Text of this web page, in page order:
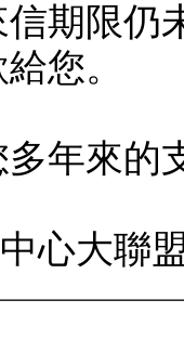
期限仍
您。
年來的
中心大